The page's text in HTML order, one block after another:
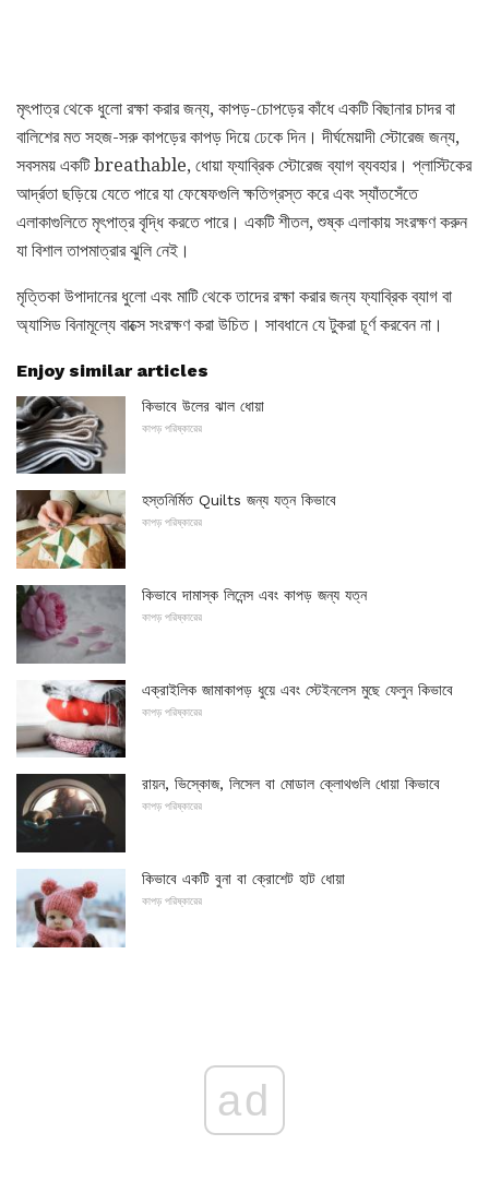
মৃৎপাত্র থেকে ধুলো রক্ষা করার জন্য, কাপড়-চোপড়ের কাঁধে একটি বিছানার চাদর বা
বালিশের মত সহজ-সরু কাপড়ের কাপড় দিয়ে ঢেকে দিন। দীর্ঘমেয়াদী স্টোরেজ জন্য,
সবসময় একটি breathable, ধোয়া ফ্যাব্রিক স্টোরেজ ব্যাগ ব্যবহার। প্লাস্টিকের
আর্দ্রতা ছড়িয়ে যেতে পারে যা ফেষেফগুলি ক্ষতিগ্রস্ত করে এবং স্যাঁতসেঁতে
এলাকাগুলিতে মৃৎপাত্র বৃদ্ধি করতে পারে। একটি শীতল, শুষ্ক এলাকায় সংরক্ষণ করুন
যা বিশাল তাপমাত্রার ঝুলি নেই।
মৃত্তিকা উপাদানের ধুলো এবং মাটি থেকে তাদের রক্ষা করার জন্য ফ্যাব্রিক ব্যাগ বা
অ্যাসিড বিনামূল্যে বাক্সে সংরক্ষণ করা উচিত। সাবধানে যে টুকরা চূর্ণ করবেন না।
Enjoy similar articles
কিভাবে উলের ঝাল ধোয়া
কাপড় পরিষ্কারের
হস্তনির্মিত Quilts জন্য যত্ন কিভাবে
কাপড় পরিষ্কারের
কিভাবে দামাস্ক লিনেন্স এবং কাপড় জন্য যত্ন
কাপড় পরিষ্কারের
এক্রাইলিক জামাকাপড় ধুয়ে এবং স্টেইনলেস মুছে ফেলুন কিভাবে
কাপড় পরিষ্কারের
রায়ন, ভিস্কোজ, লিসেল বা মোডাল ক্লোথগুলি ধোয়া কিভাবে
কাপড় পরিষ্কারের
কিভাবে একটি বুনা বা ক্রোশেট হাট ধোয়া
কাপড় পরিষ্কারের
ad